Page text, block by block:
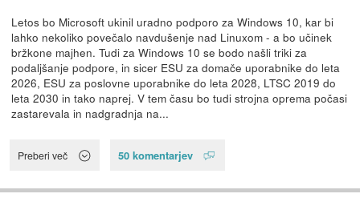
Letos bo Microsoft ukinil uradno podporo za Windows 10, kar bi
lahko nekoliko povečalo navdušenje nad Linuxom - a bo učinek
bržkone majhen. Tudi za Windows 10 se bodo našli triki za
podaljšanje podpore, in sicer ESU za domače uporabnike do leta
2026, ESU za poslovne uporabnike do leta 2028, LTSC 2019 do
leta 2030 in tako naprej. V tem času bo tudi strojna oprema počasi
zastarevala in nadgradnja na...
Preberi več 50 komentarjev